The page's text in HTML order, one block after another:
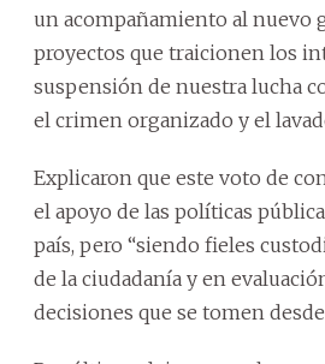
un acompañamiento al nuevo
proyectos que traicionen los
suspensión de nuestra lucha
el crimen organizado y el
Explicaron que este voto de
el apoyo de las políticas
país, pero “siendo fieles
de la ciudadanía y en
decisiones que se tomen